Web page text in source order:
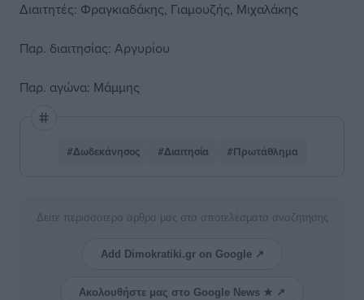
Διαιτητές: Φραγκιαδάκης, Γιαμουζής, Μιχαλάκης
Παρ. διαιτησίας: Αργυρίου
Παρ. αγώνα: Μάμμης
#Δωδεκάνησος #Διαιτησία #Πρωτάθλημα
Δείτε περισσότερα άρθρα μας στα αποτελέσματα αναζήτησης
Add Dimokratiki.gr on Google ↗
Ακολουθήστε μας στο Google News ★ ↗